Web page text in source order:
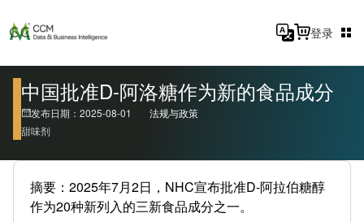
登录
中国批准D-阿洛糖作为新的食品成分
发布日期：2025-08-01
法规与政策
甜味剂
摘要：2025年7月2日，NHC宣布批准D-阿拉伯糖醇
作为20种新列入的三新食品成分之一。